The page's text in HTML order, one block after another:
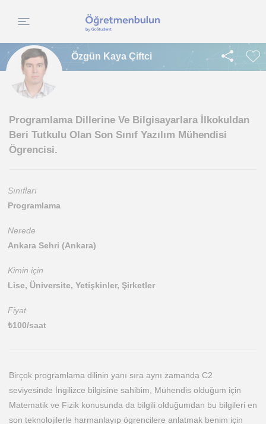
Özgün Kaya Çiftci
Programlama Dillerine Ve Bilgisayarlara İlkokuldan
Beri Tutkulu Olan Son Sınıf Yazılım Mühendisi
Ögrencisi.
Sınıfları
Programlama
Nerede
Ankara Sehri (Ankara)
Kimin için
Lise, Üniversite, Yetişkinler, Şirketler
Fiyat
₺100/saat
Birçok programlama dilinin yanı sıra aynı zamanda C2
seviyesinde İngilizce bilgisine sahibim, Mühendis olduğum için
Matematik ve Fizik konusunda da bilgili olduğumdan bu bilgileri en
son teknolojilerle harmanlayıp ögrencilere anlatmak benim için